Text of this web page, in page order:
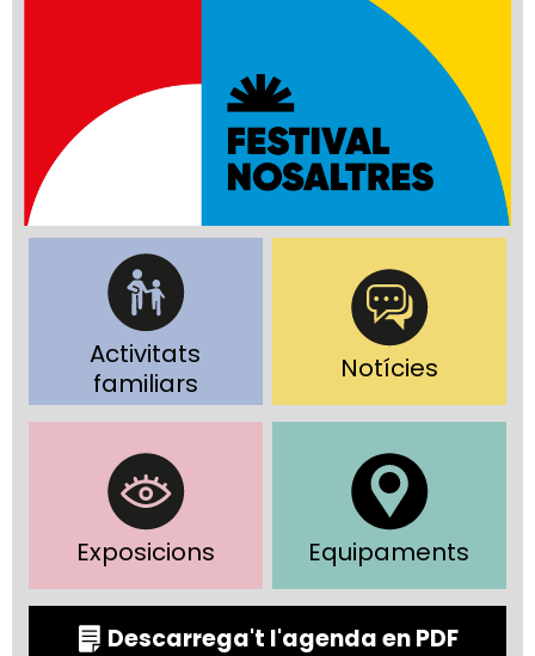
Activitats
familiars
Notícies
Exposicions Equipaments
Descarrega't l'agenda en PDF